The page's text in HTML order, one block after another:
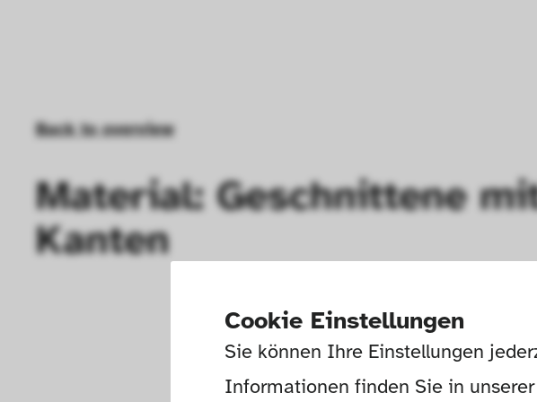
Cookie Einstellungen
Sie können Ihre Einstellungen
Informationen finden Sie in unserer
Back to overview
Material: Geschnittene
Kanten